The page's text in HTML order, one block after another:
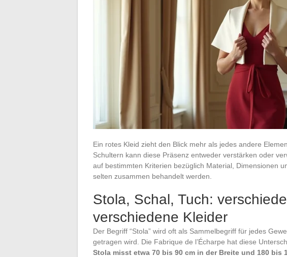
Ein rotes Kleid zieht den Blick mehr als jedes andere
Schultern kann diese Präsenz entweder verstärken oder
auf bestimmten Kriterien bezüglich Material, Dimensionen
selten zusammen behandelt werden.
Stola, Schal, Tuch:
verschiedene Kleider
Der Begriff “Stola” wird oft als Sammelbegriff für jedes
getragen wird. Die Fabrique de l’Écharpe hat diese
Stola misst etwa 70 bis 90 cm in der Breite und 180 bis